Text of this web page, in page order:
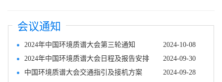
会议通知
2024年中国环境质谱大会第三轮通知
2024-10-08
2024年中国环境质谱大会日程及报告安排
2024-09-30
中国环境质谱大会交通指引及接机方案
2024-09-28